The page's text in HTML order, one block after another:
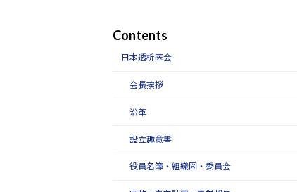
Contents
日本透析医会
会長挨拶
沿革
設立趣意書
役員名簿・組織図・委員会